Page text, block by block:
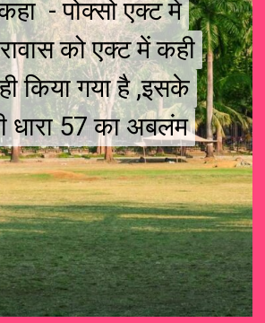
कहा - पोक्सो एक्ट मे
को एक्ट में कही
किया गया है ,इसके
धारा 57 का अबलंम
कहा - पोक्सो एक्ट मे
को एक्ट में कही
किया गया है ,इसके
धारा 57 का अबलंम